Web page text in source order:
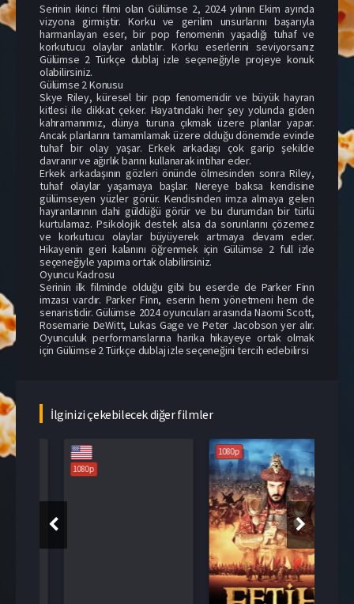
Serinin ikinci filmi olan Gülümse 2, 2024 yılının Ekim ayında
vizyona girmiştir. Korku ve gerilim unsurlarını başarıyla
harmanlayan eser, bir pop fenomenin yaşadığı tuhaf ve
korkutucu olaylar anlatılır. Korku eserlerini seviyorsanız
Gülümse 2 Türkçe dublaj izle seçeneğiyle projeye konuk
olabilirsiniz.
Gülümse 2 Konusu
Skye Riley, küresel bir pop fenomenidir ve büyük hayran
kitlesi ile dikkat çeker. Hayatındaki her şey yolunda giden
kahramanımız, dünya turuna çıkmak üzere planlar yapar.
Ancak planlarını tamamlamak üzere olduğu dönemde evinde
tuhaf bir olay yaşar. Erkek arkadaşı çok garip şekilde
davranır ve ağırlık barını kullanarak intihar eder.
Erkek arkadaşının gözleri önünde ölmesinden sonra Riley,
tuhaf olaylar yaşamaya başlar. Nereye baksa kendisine
gülümseyen yüzler görür. Kendisinden imza almaya gelen
hayranlarının dahi güldüğü görür ve bu durumdan bir türlü
kurtulamaz. Psikolojik destek alsa da sorunlarını çözemez
ve korkutucu olaylar büyüyerek artmaya devam eder.
Hikayenin geri kalanını öğrenmek için Gülümse 2 full izle
seçeneğiyle yapıma ortak olabilirsiniz.
Oyuncu Kadrosu
Serinin ilk filminde olduğu gibi bu eserde de Parker Finn
imzası vardır. Parker Finn, eserin hem yönetmeni hem de
senaristidir. Gülümse 2024 oyuncuları arasında Naomi Scott,
Rosemarie DeWitt, Lukas Gage ve Peter Jacobson yer alır.
Oyunculuk performanslarına harika hikayeye ortak olmak
için Gülümse 2 Türkçe dublaj izle seçeneğini tercih edebilirsi
İlginizi çekebilecek diğer filmler
1080p